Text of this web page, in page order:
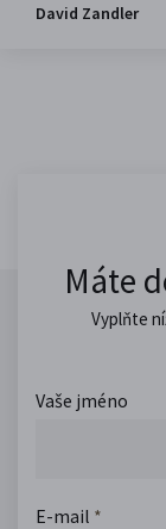
David Zandler
Máte
Vyplňte
Vaše jméno
E-mail *